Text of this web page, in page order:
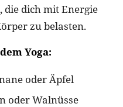
die dich mit Energie
zu belasten.
Yoga:
oder Äpfel
oder Walnüsse